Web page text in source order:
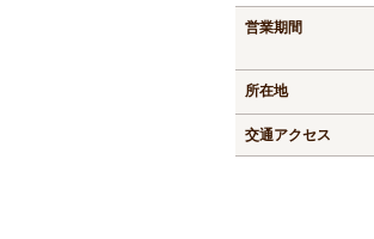
営業期間
所在地
交通アクセス